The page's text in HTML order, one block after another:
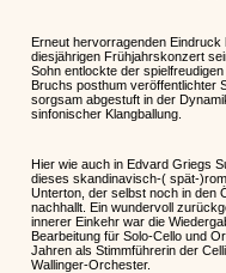
Erneut hervorragenden Eindruck
diesjährigen Frühjahrskonzert
Sohn entlockte der
Bruchs posthum veröffentlichter
sorgsam abgestuft in der
sinfonischer Klangballung.
Hier wie auch in Edvard Griegs
dieses skandinavisch-( spät-
Unterton, der selbst noch in den
nachhallt. Ein wundervoll
innerer Einkehr war die
Bearbeitung für Solo-Cello und
Jahren als Stimmführerin der
Wallinger-Orchester.